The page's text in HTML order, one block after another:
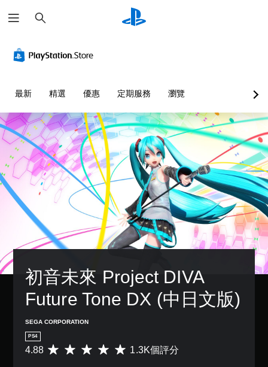
尋
最新 精選 優惠 定期服務 瀏覽
初音未來 Project DIVA
Future Tone DX (中日文版)
SEGA CORPORATION
PS4
平
4.88 1.3K個評分